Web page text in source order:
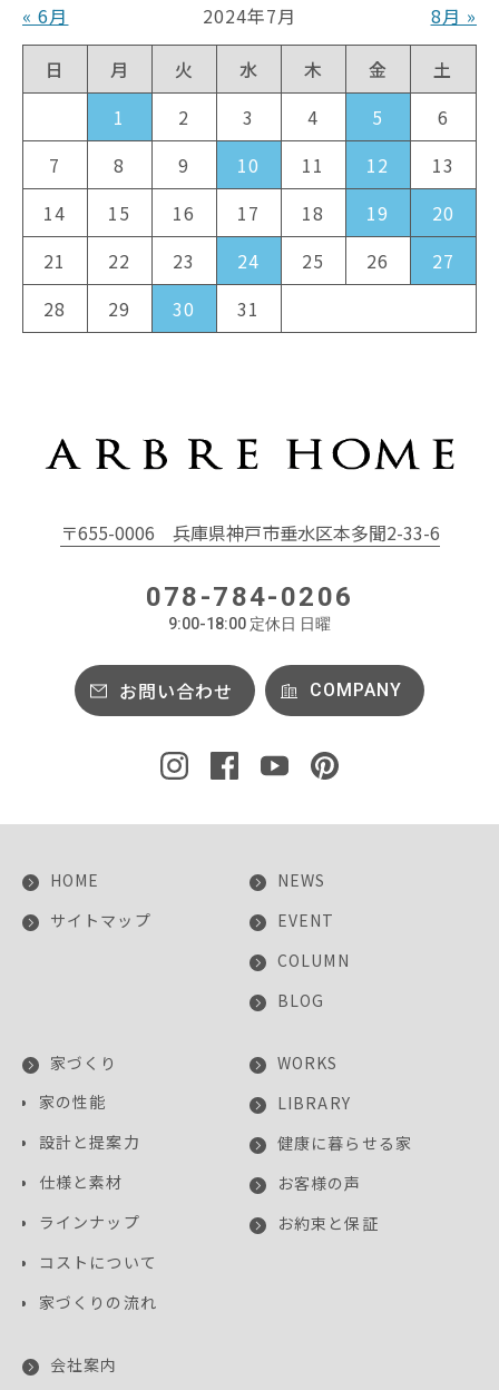
« 6月 8月 »
2024年7月
日
月 火 水 木 金
土
1
2 3 4 5
6
7
8 9 10 11 12
13
14
15 16 17 18 19
20
21
22 23 24 25 26
27
28
29 30 31
〒655-0006 兵庫県神戸市垂水区本多聞2-33-6
078-784-0206
9:00-18:00 定休日 日曜
お問い合わせ COMPANY
HOME
サイトマップ
NEWS
EVENT
COLUMN
BLOG
家づくり
家の性能
設計と提案力
仕様と素材
ラインナップ
コストについて
家づくりの流れ
WORKS
LIBRARY
健康に暮らせる家
お客様の声
お約束と保証
会社案内